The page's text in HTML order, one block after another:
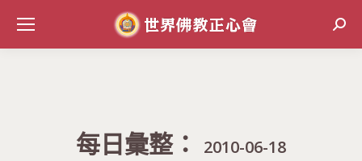
每日彙整： 2010-06-18